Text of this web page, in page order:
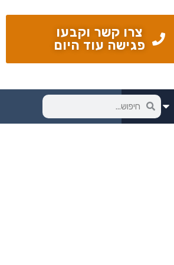
צרו קשר וקבעו
פגישה עוד היום